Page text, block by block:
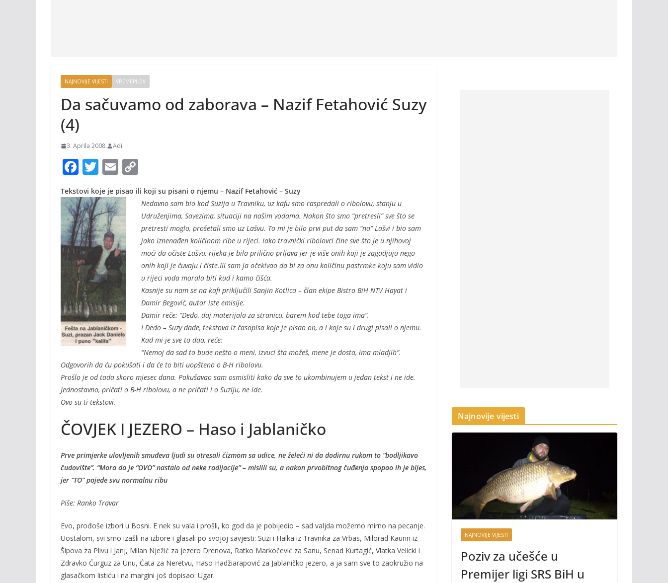
NAJNOVIJE VIJESTI VREMEPLOV
Da sačuvamo od zaborava – Nazif Fetahović Suzy
(4)
3. Aprila 2008. Adi
F
ac
e
b
o
o
k
T
w
itt
er
E
m
ai
l
o
p
y
Li
n
k
Tekstovi koje je pisao ili koji su pisani o njemu – Nazif Fetahović – Suzy
Nedavno sam bio kod Suzija u Travniku, uz kafu smo raspredali o ribolovu, stanju u
Udruženjima, Savezima, situaciji na našim vodama. Nakon što smo “pretresli” sve što se
pretresti moglo, prošetali smo uz Lašvu. To mi je bilo prvi put da sam “na” Lašvi i bio sam
jako iznenađen količinom ribe u rijeci. Iako travnički ribolovci čine sve što je u njihovoj
moći da očiste Lašvu, rijeka je bila prilično prljava jer je više onih koji je zagadjuju nego
onih koji je čuvaju i čiste.Ili sam ja očekivao da bi za onu količinu pastrmke koju sam vidio
u rijeci voda morala biti kud i kamo čišća.
Kasnije su nam se na kafi priključili Sanjin Kotlica – član ekipe Bistro BiH NTV Hayat i
Damir Begović, autor iste emisije.
Damir reče: “Dedo, daj materijala za stranicu, barem kod tebe toga ima”.
I Dedo – Suzy dade, tekstova iz časopisa koje je pisao on, a i koje su i drugi pisali o njemu.
Kad mi je sve to dao, reče:
“Nemoj da sad to bude nešto o meni, izvuci šta možeš, mene je dosta, ima mladjih”.
Odgovorih da ću pokušati i da će to biti uopšteno o B-H ribolovu.
Prošlo je od tada skoro mjesec dana. Pokušavao sam osmisliti kako da sve to ukombinujem u jedan tekst i ne ide.
Jednostavno, pričati o B-H ribolovu, a ne pričati i o Suziju, ne ide.
Ovo su ti tekstovi.
ČOVJEK I JEZERO – Haso i Jablaničko
Prve primjerke ulovljenih smuđeva ljudi su otresali čizmom sa udice, ne želeći ni da dodirnu rukom to “bodljikavo
čudovište”. “Mora da je “OVO” nastalo od neke radijacije” – mislili su, a nakon prvobitnog čuđenja spopao ih je bijes,
jer “TO” pojede svu normalnu ribu
Piše: Ranko Travar
Evo, prođoše izbori u Bosni. E nek su vala i prošli, ko god da je pobijedio – sad valjda možemo mirno na pecanje.
Uostalom, svi smo izašli na izbore i glasali po svojoj savjesti: Suzi i Halka iz Travnika za Vrbas, Milorad Kaurin iz
Šipova za Plivu i Janj, Milan Nježić za jezero Drenova, Ratko Markočević za Sanu, Senad Kurtagić, Vlatka Velicki i
Zdravko Ćurguz za Unu, Ćata za Neretvu, Haso Hadžiarapović za Jablaničko jezero, a ja sam sve to zaokružio na
glasačkom listiću i na margini još dopisao: Ugar.
Najnovije vijesti
NAJNOVIJE VIJESTI
Poziv za učešće u
Premijer ligi SRS BiH u